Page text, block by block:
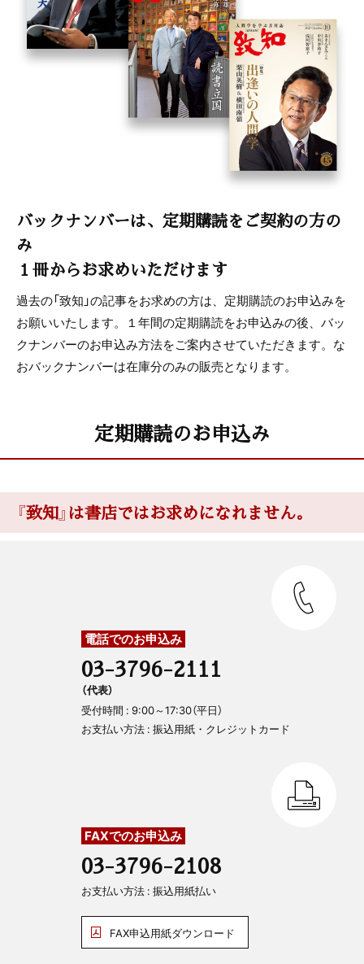
バックナンバーは、定期購読をご契約の方の
み
１冊からお求めいただけます
過去の「致知」の記事をお求めの方は、定期購読のお申込みを
お願いいたします。１年間の定期購読をお申込みの後、バッ
クナンバーのお申込み方法をご案内させていただきます。な
おバックナンバーは在庫分のみの販売となります。
定期購読のお申込み
『致知』は書店ではお求めになれません。
電話でのお申込み
03-3796-2111
（代表）
受付時間 : 9:00～17:30（平日）
お支払い方法 : 振込用紙・クレジットカード
FAXでのお申込み
03-3796-2108
お支払い方法 : 振込用紙払い
FAX申込用紙ダウンロード